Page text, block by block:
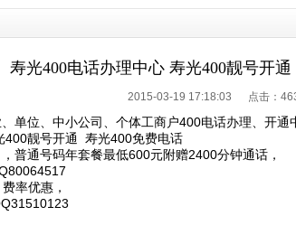
寿光400电话办理中心 寿光400靓号开
2015-03-19 17:18:03 点击：
单位、中小公司、个体工商户400电话办理、开通
靓号开通 寿光400免费电话
普通号码年套餐最低600元附赠2400分钟通话，
率优惠，